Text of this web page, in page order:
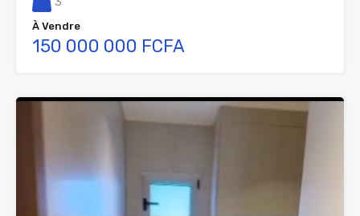
À Vendre
150 000 000 FCFA